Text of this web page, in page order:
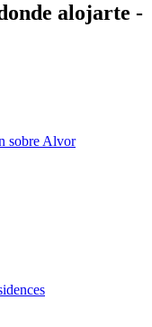
alojarte -
sobre Alvor